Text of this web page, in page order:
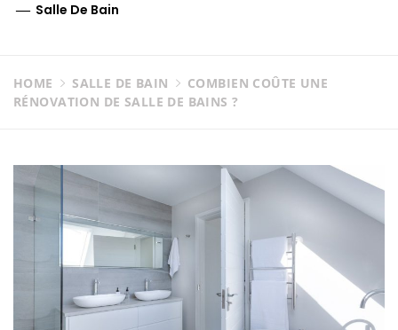
Salle De Bain
HOME SALLE DE BAIN
COMBIEN COÛTE UNE
RÉNOVATION DE SALLE DE BAINS ?